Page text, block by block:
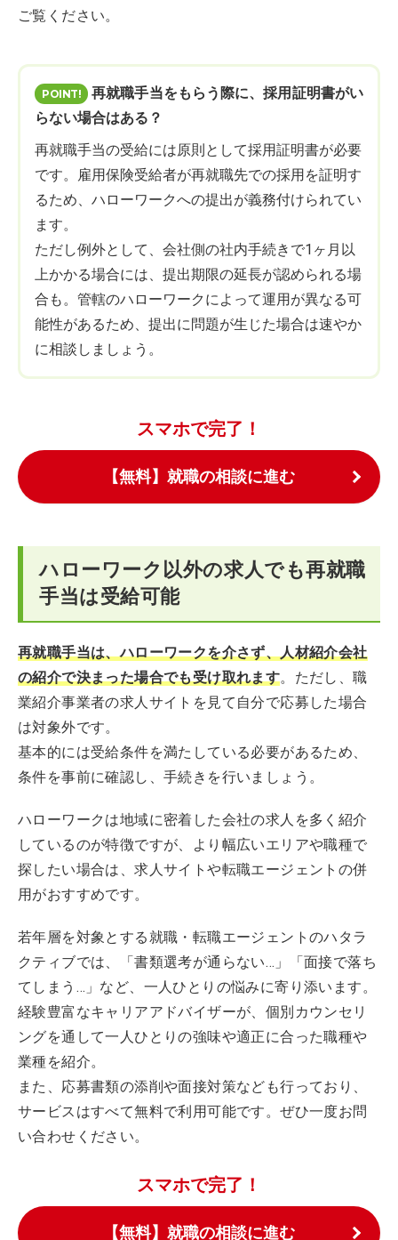
ご覧ください。
再就職手当をもらう際に、採用証明書がい
らない場合はある？
再就職手当の受給には原則として採用証明書が必要
です。雇用保険受給者が再就職先での採用を証明す
るため、ハローワークへの提出が義務付けられてい
ます。
ただし例外として、会社側の社内手続きで1ヶ月以
上かかる場合には、提出期限の延長が認められる場
合も。管轄のハローワークによって運用が異なる可
能性があるため、提出に問題が生じた場合は速やか
に相談しましょう。
スマホで完了！
【無料】就職の相談に進む
ハローワーク以外の求人でも再就職
手当は受給可能
再就職手当は、ハローワークを介さず、人材紹介会社
の紹介で決まった場合でも受け取れます。ただし、職
業紹介事業者の求人サイトを見て自分で応募した場合
は対象外です。
基本的には受給条件を満たしている必要があるため、
条件を事前に確認し、手続きを行いましょう。
ハローワークは地域に密着した会社の求人を多く紹介
しているのが特徴ですが、より幅広いエリアや職種で
探したい場合は、求人サイトや転職エージェントの併
用がおすすめです。
若年層を対象とする就職・転職エージェントのハタラ
クティブでは、「書類選考が通らない…」「面接で落ち
てしまう…」など、一人ひとりの悩みに寄り添います。
経験豊富なキャリアアドバイザーが、個別カウンセリ
ングを通して一人ひとりの強味や適正に合った職種や
業種を紹介。
また、応募書類の添削や面接対策なども行っており、
サービスはすべて無料で利用可能です。ぜひ一度お問
い合わせください。
スマホで完了！
【無料】就職の相談に進む